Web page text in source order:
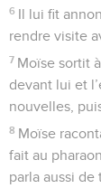
6 Il lui fit
rendre visite
7 Moïse sortit
devant lui et
nouvelles,
8 Moïse
fait au
parla aussi